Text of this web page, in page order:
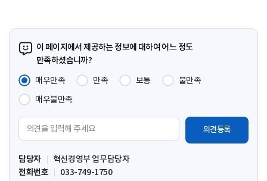
이 페이지에서 제공하는 정보에 대하여 어느 정도
만족하셨습니까?
매우만족
만족 보통
불만족
매우불만족
견
입
력
담당자
혁신경영부 업무담당자
전화번호
033-749-1750